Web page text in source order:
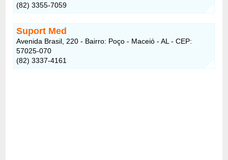
(82) 3355-7059
Suport Med
Avenida Brasil, 220 - Bairro: Poço - Maceió - AL - CEP:
57025-070
(82) 3337-4161